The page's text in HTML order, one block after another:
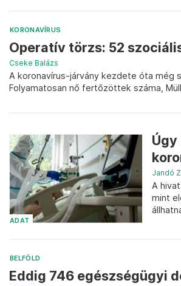
KORONAVÍRUS
Operatív törzs: 52
Cseke Balázs
A koronavírus-járvány kezdete óta még
Folyamatosan nő fertőzöttek száma,
ADAT
Jandó
A
mint
BELFÖLD
Eddig 746 egészségügyi